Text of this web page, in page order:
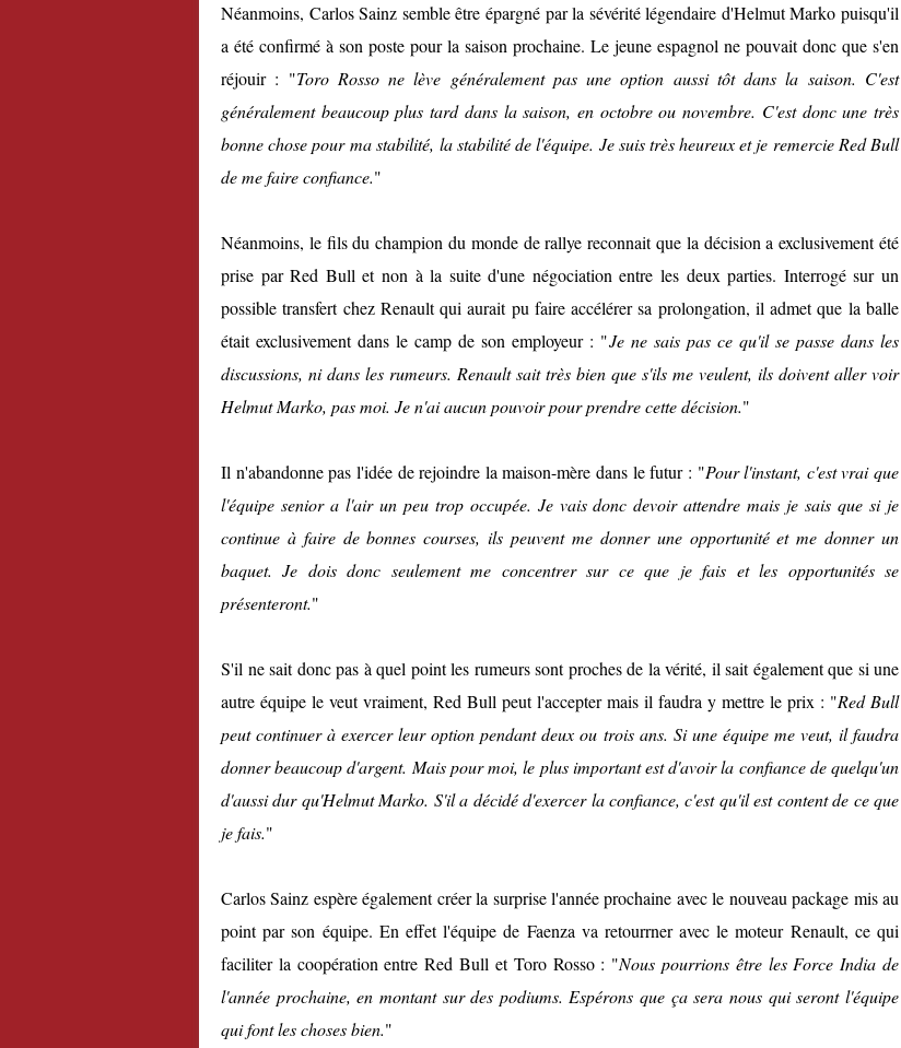
Néanmoins, Carlos Sainz semble être épargné par la sévérité légendaire d'Helmut Marko puisqu'il
a été confirmé à son poste pour la saison prochaine. Le jeune espagnol ne pouvait donc que s'en
réjouir : "Toro Rosso ne lève généralement pas une option aussi tôt dans la saison. C'est
généralement beaucoup plus tard dans la saison, en octobre ou novembre. C'est donc une très
bonne chose pour ma stabilité, la stabilité de l'équipe. Je suis très heureux et je remercie Red Bull
de me faire confiance."
Néanmoins, le fils du champion du monde de rallye reconnait que la décision a exclusivement été
prise par Red Bull et non à la suite d'une négociation entre les deux parties. Interrogé sur un
possible transfert chez Renault qui aurait pu faire accélérer sa prolongation, il admet que la balle
était exclusivement dans le camp de son employeur : "Je ne sais pas ce qu'il se passe dans les
discussions, ni dans les rumeurs. Renault sait très bien que s'ils me veulent, ils doivent aller voir
Helmut Marko, pas moi. Je n'ai aucun pouvoir pour prendre cette décision."
Il n'abandonne pas l'idée de rejoindre la maison-mère dans le futur : "Pour l'instant, c'est vrai que
l'équipe senior a l'air un peu trop occupée. Je vais donc devoir attendre mais je sais que si je
continue à faire de bonnes courses, ils peuvent me donner une opportunité et me donner un
baquet. Je dois donc seulement me concentrer sur ce que je fais et les opportunités se
présenteront."
S'il ne sait donc pas à quel point les rumeurs sont proches de la vérité, il sait également que si une
autre équipe le veut vraiment, Red Bull peut l'accepter mais il faudra y mettre le prix : "Red Bull
peut continuer à exercer leur option pendant deux ou trois ans. Si une équipe me veut, il faudra
donner beaucoup d'argent. Mais pour moi, le plus important est d'avoir la confiance de quelqu'un
d'aussi dur qu'Helmut Marko. S'il a décidé d'exercer la confiance, c'est qu'il est content de ce que
je fais."
Carlos Sainz espère également créer la surprise l'année prochaine avec le nouveau package mis au
point par son équipe. En effet l'équipe de Faenza va retourrner avec le moteur Renault, ce qui
faciliter la coopération entre Red Bull et Toro Rosso : "Nous pourrions être les Force India de
l'année prochaine, en montant sur des podiums. Espérons que ça sera nous qui seront l'équipe
qui font les choses bien."